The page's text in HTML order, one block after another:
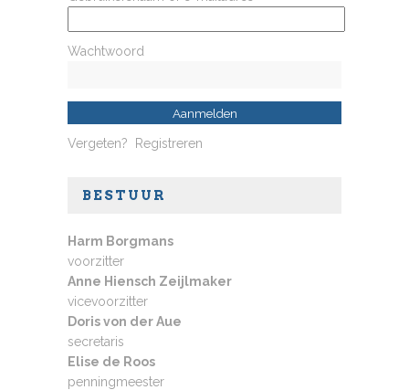
Wachtwoord
Vergeten? Registreren
BESTUUR
Harm Borgmans
voorzitter
Anne Hiensch Zeijlmaker
vicevoorzitter
Doris von der Aue
secretaris
Elise de Roos
penningmeester